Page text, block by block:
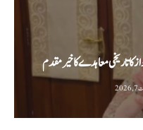
کا تاریخی معاہدے کا خیرمقدم